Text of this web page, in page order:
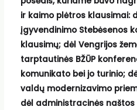
ir kaimo plėtros klausimai:
įgyvendinimo Stebėsenos
klausimų; dėl Vengrijos
tarptautinės BŽŪP
komunikato bei jo turinio;
valdų modernizavimo
dėl administracinės naštos